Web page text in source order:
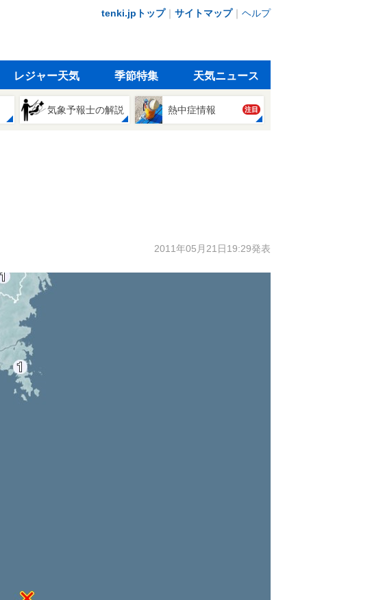
tenki.jpトップ｜ サイトマップ｜ ヘルプ
レジャー天気 季節特集 天気ニュース
気象予報士の解説 熱中症情報 注目
2011年05月21日19:29発表